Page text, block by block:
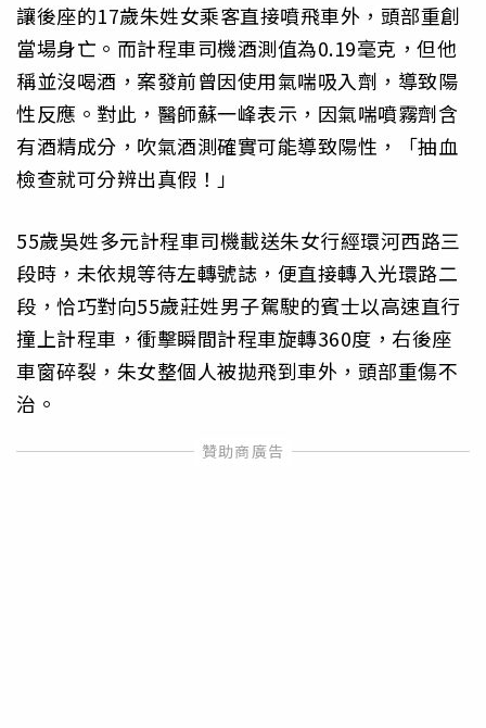
讓後座的17歲朱姓女乘客直接噴飛車外，頭部重創
當場身亡。而計程車司機酒測值為0.19毫克，但他
稱並沒喝酒，案發前曾因使用氣喘吸入劑，導致陽
性反應。對此，醫師蘇一峰表示，因氣喘噴霧劑含
有酒精成分，吹氣酒測確實可能導致陽性，「抽血
檢查就可分辨出真假！」
55歲吳姓多元計程車司機載送朱女行經環河西路三
段時，未依規等待左轉號誌，便直接轉入光環路二
段，恰巧對向55歲莊姓男子駕駛的賓士以高速直行
撞上計程車，衝擊瞬間計程車旋轉360度，右後座
車窗碎裂，朱女整個人被拋飛到車外，頭部重傷不
治。